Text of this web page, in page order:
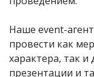
Наше event-
провести как
характера, так
презентации и